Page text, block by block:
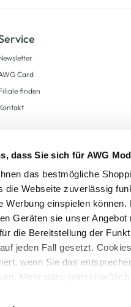
dass Sie sich für AWG
das bestmögliche
die Webseite zuverlässig
Werbung einspielen
Geräten sie unser
die Bereitstellung der
jeden Fall gesetzt.
wenn Sie das
Mehr dazu
Card
finden
Preise inkl. gesetzl. Mehrwertsteuer